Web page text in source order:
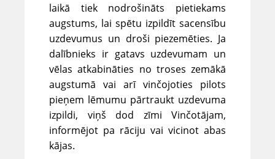
laikā tiek nodrošināts pietiekams
augstums, lai spētu izpildīt sacensību
uzdevumus un droši piezemēties. Ja
dalībnieks ir gatavs uzdevumam un
vēlas atkabināties no troses zemākā
augstumā vai arī vinčojoties pilots
pieņem lēmumu pārtraukt uzdevuma
izpildi, viņš dod zīmi Vinčotājam,
informējot pa rāciju vai vicinot abas
kājas.